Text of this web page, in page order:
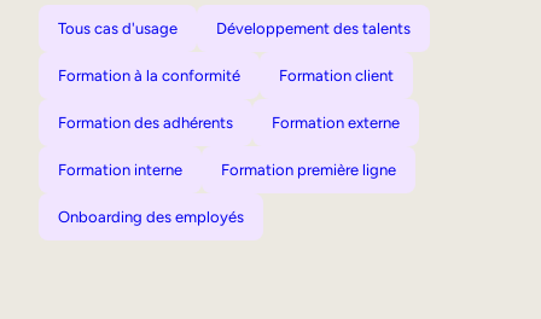
Tous cas d'usage Développement des talents
Formation à la conformité Formation client
Formation des adhérents Formation externe
Formation interne Formation première ligne
Onboarding des employés